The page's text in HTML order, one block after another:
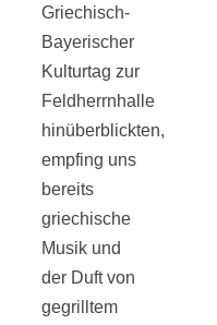
Griechisch-
Bayerischer
Kulturtag zur
Feldherrnhalle
hinüberblickten,
empfing uns
bereits
griechische
Musik und
der Duft von
gegrilltem